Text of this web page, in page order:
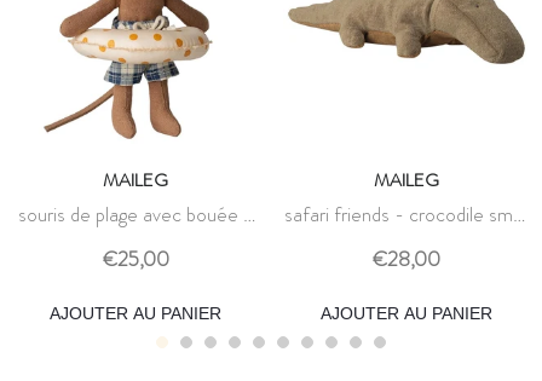
MAILEG
souris de plage avec bouée -
petit frère - maileg
€25,00
AJOUTER AU PANIER
MAILEG
safari friends - crocodile small
olive green - maileg
€28,00
AJOUTER AU PANIER